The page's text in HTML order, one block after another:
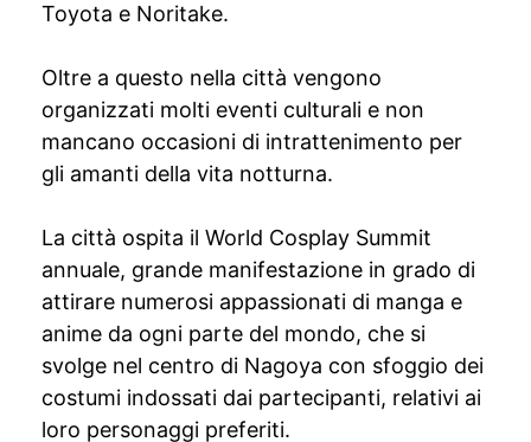
Toyota e Noritake.
Oltre a questo nella città vengono
organizzati molti eventi culturali e non
mancano occasioni di intrattenimento per
gli amanti della vita notturna.
La città ospita il World Cosplay Summit
annuale, grande manifestazione in grado di
attirare numerosi appassionati di manga e
anime da ogni parte del mondo, che si
svolge nel centro di Nagoya con sfoggio dei
costumi indossati dai partecipanti, relativi ai
loro personaggi preferiti.